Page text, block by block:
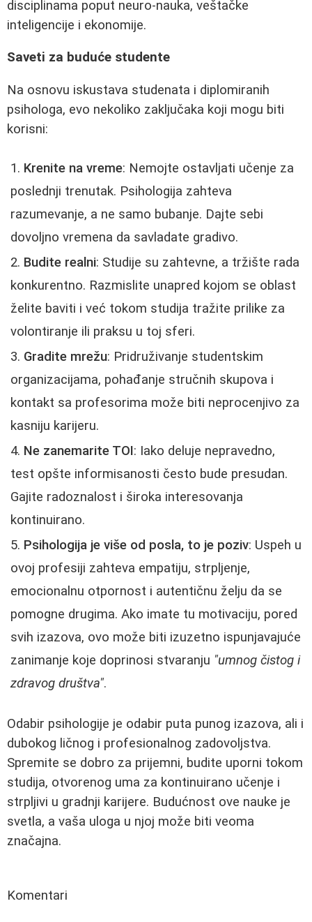
disciplinama poput neuro-nauka, veštačke
inteligencije i ekonomije.
Saveti za buduće studente
Na osnovu iskustava studenata i diplomiranih
psihologa, evo nekoliko zaključaka koji mogu biti
korisni:
Krenite na vreme: Nemojte ostavljati učenje za
poslednji trenutak. Psihologija zahteva
razumevanje, a ne samo bubanje. Dajte sebi
dovoljno vremena da savladate gradivo.
Budite realni: Studije su zahtevne, a tržište rada
konkurentno. Razmislite unapred kojom se oblast
želite baviti i već tokom studija tražite prilike za
volontiranje ili praksu u toj sferi.
Gradite mrežu: Pridruživanje studentskim
organizacijama, pohađanje stručnih skupova i
kontakt sa profesorima može biti neprocenjivo za
kasniju karijeru.
Ne zanemarite TOI: Iako deluje nepravedno,
test opšte informisanosti često bude presudan.
Gajite radoznalost i široka interesovanja
kontinuirano.
Psihologija je više od posla, to je poziv: Uspeh u
ovoj profesiji zahteva empatiju, strpljenje,
emocionalnu otpornost i autentičnu želju da se
pomogne drugima. Ako imate tu motivaciju, pored
svih izazova, ovo može biti izuzetno ispunjavajuće
zanimanje koje doprinosi stvaranju "umnog čistog i
zdravog društva".
Odabir psihologije je odabir puta punog izazova, ali i
dubokog ličnog i profesionalnog zadovoljstva.
Spremite se dobro za prijemni, budite uporni tokom
studija, otvorenog uma za kontinuirano učenje i
strpljivi u gradnji karijere. Budućnost ove nauke je
svetla, a vaša uloga u njoj može biti veoma
značajna.
Komentari